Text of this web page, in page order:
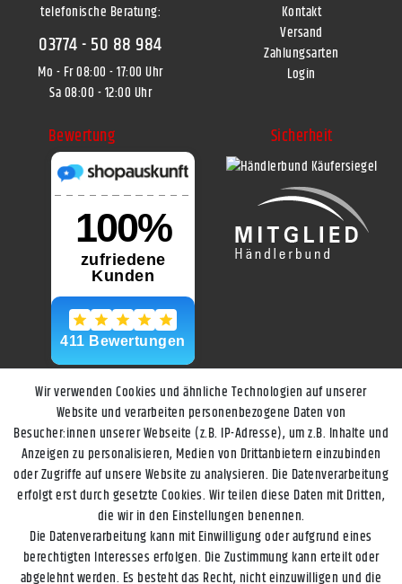
telefonische Beratung:
03774 - 50 88 984
Mo - Fr 08:00 - 17:00 Uhr
Sa 08:00 - 12:00 Uhr
Kontakt
Versand
Zahlungsarten
Login
Bewertung Sicherheit
Wir verwenden Cookies und ähnliche Technologien auf unserer
Website und verarbeiten personenbezogene Daten von
Besucher:innen unserer Webseite (z.B. IP-Adresse), um z.B. Inhalte und
Anzeigen zu personalisieren, Medien von Drittanbietern einzubinden
oder Zugriffe auf unsere Website zu analysieren. Die Datenverarbeitung
erfolgt erst durch gesetzte Cookies. Wir teilen diese Daten mit Dritten,
die wir in den Einstellungen benennen.
Die Datenverarbeitung kann mit Einwilligung oder aufgrund eines
berechtigten Interesses erfolgen. Die Zustimmung kann erteilt oder
abgelehnt werden. Es besteht das Recht, nicht einzuwilligen und die